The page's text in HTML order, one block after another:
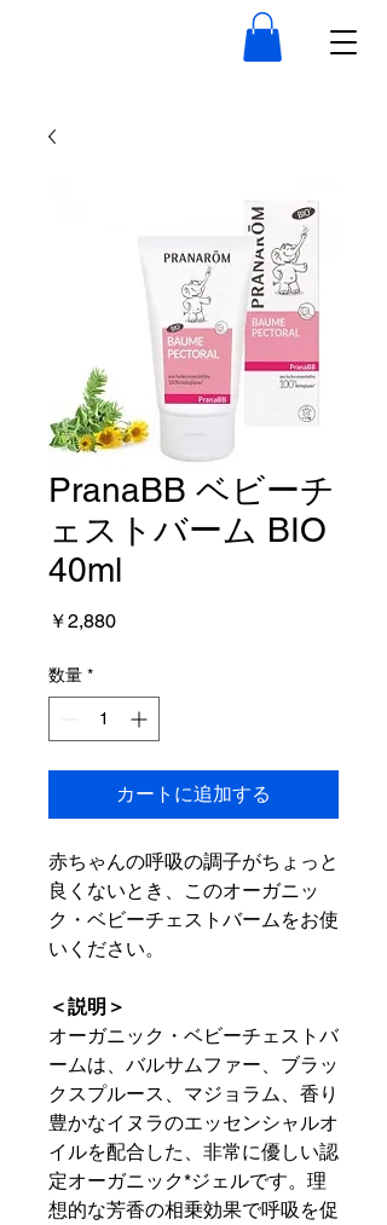
PranaBB ベビーチ
ェストバーム BIO
40ml
￥2,880価
数量 *
カートに追加する
赤ちゃんの呼吸の調子がちょっと
良くないとき、このオーガニッ
ク・ベビーチェストバームをお使
いください。
＜説明＞
オーガニック・ベビーチェストバ
ームは、バルサムファー、ブラッ
クスプルース、マジョラム、香り
豊かなイヌラのエッセンシャルオ
イルを配合した、非常に優しい認
定オーガニック*ジェルです。理
想的な芳香の相乗効果で呼吸を促